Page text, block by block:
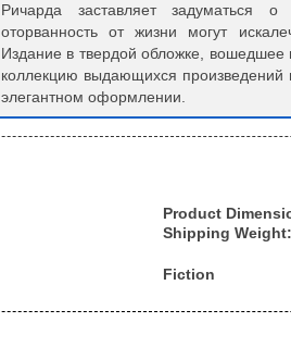
Ричарда заставляет задуматься
оторванность от жизни могут
Издание в твердой обложке,
коллекцию выдающихся произведений
элегантном оформлении.
Product
Shipping Weight:
Fiction